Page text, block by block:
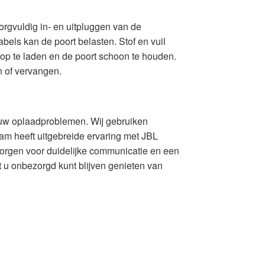
in- en uitpluggen van de
kan de poort belasten. Stof en vuil
te laden en de poort schoon te houden.
of vervangen.
oplaadproblemen. Wij gebruiken
heeft uitgebreide ervaring met JBL
voor duidelijke communicatie en een
onbezorgd kunt blijven genieten van